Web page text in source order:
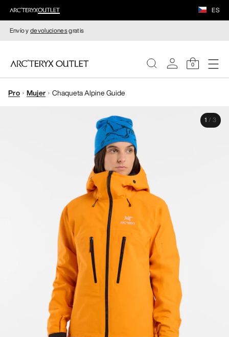
ES
Envío ydevolucionesgratis
0
MUJERE
Pro Mujer Chaqueta Alpine Guide
1 / 3